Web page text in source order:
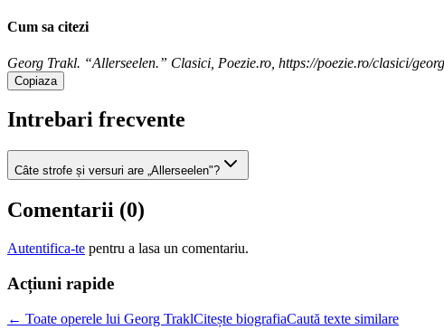
Cum sa citezi
Georg Trakl. “Allerseelen.” Clasici, Poezie.ro, https://poezie.ro/clasici/
Copiaza
Intrebari frecvente
Câte strofe și versuri are „Allerseelen"?
Comentarii (0)
Autentifica-te pentru a lasa un comentariu.
Acțiuni rapide
← Toate operele lui Georg TraklCitește biografiaCaută texte similare